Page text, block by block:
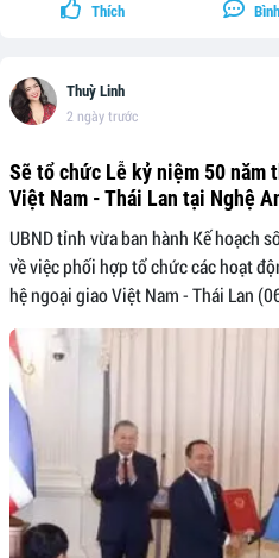
Thích
Thuỳ Linh
2 ngày trước
Sẽ tổ chức Lễ kỷ niệm 50 năm
Việt Nam - Thái Lan tại Nghệ
UBND tỉnh vừa ban hành Kế hoạch
về việc phối hợp tổ chức các hoạt
hệ ngoại giao Việt Nam - Thái Lan